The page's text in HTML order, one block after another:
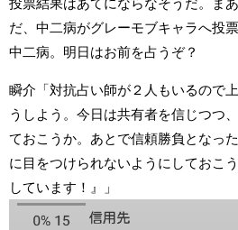
投票結果はあてにならなそうだ。ま
だ、中二病がグレーモブキャラへ投
中二病。明日はお前を占うぞ？
瞬介「対抗占い師が２人もいるので
うしよう。今日は共有者を信じつつ
ておこうか。あとで信頼勝負となっ
に目をつけられないようにしておこ
しています！』」